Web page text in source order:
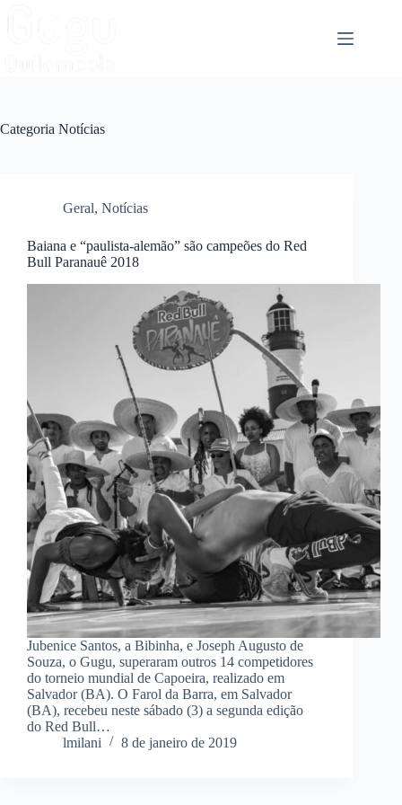
Categoria Notícias
Geral, Notícias
Baiana e “paulista-alemão” são campeões do Red
Bull Paranauê 2018
Jubenice Santos, a Bibinha, e Joseph Augusto de
Souza, o Gugu, superaram outros 14 competidores
do torneio mundial de Capoeira, realizado em
Salvador (BA). O Farol da Barra, em Salvador
(BA), recebeu neste sábado (3) a segunda edição
do Red Bull…
lmilani
8 de janeiro de 2019